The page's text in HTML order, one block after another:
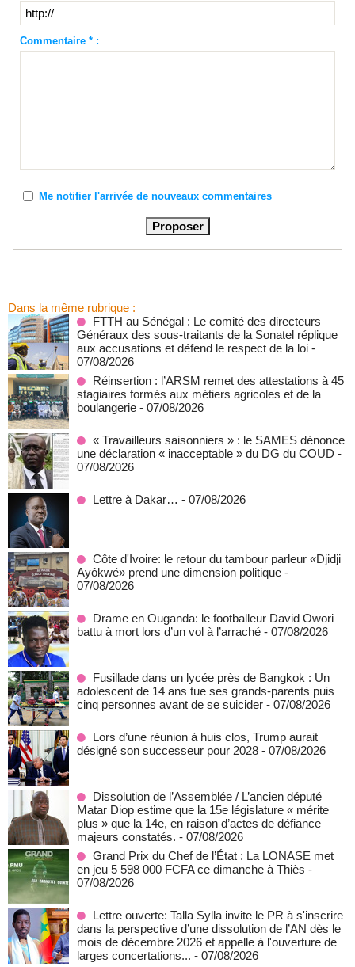
Commentaire * :
Me notifier l'arrivée de nouveaux commentaires
Dans la même rubrique :
FTTH au Sénégal : Le comité des directeurs
Généraux des sous-traitants de la Sonatel réplique
aux accusations et défend le respect de la loi -
07/08/2026
Réinsertion : l’ARSM remet des attestations à 45
stagiaires formés aux métiers agricoles et de la
boulangerie - 07/08/2026
« Travailleurs saisonniers » : le SAMES dénonce
une déclaration « inacceptable » du DG du COUD -
07/08/2026
Lettre à Dakar… - 07/08/2026
Côte d'Ivoire: le retour du tambour parleur «Djidji
Ayôkwé» prend une dimension politique -
07/08/2026
Drame en Ouganda: le footballeur David Owori
battu à mort lors d’un vol à l’arraché - 07/08/2026
Fusillade dans un lycée près de Bangkok : Un
adolescent de 14 ans tue ses grands-parents puis
cinq personnes avant de se suicider - 07/08/2026
Lors d’une réunion à huis clos, Trump aurait
désigné son successeur pour 2028 - 07/08/2026
Dissolution de l’Assemblée / L’ancien député
Matar Diop estime que la 15e législature « mérite
plus » que la 14e, en raison d’actes de défiance
majeurs constatés. - 07/08/2026
Grand Prix du Chef de l’État : La LONASE met
en jeu 5 598 000 FCFA ce dimanche à Thiès -
07/08/2026
Lettre ouverte: Talla Sylla invite le PR à s'inscrire
dans la perspective d’une dissolution de l’AN dès le
mois de décembre 2026 et appelle à l'ouverture de
larges concertations... - 07/08/2026